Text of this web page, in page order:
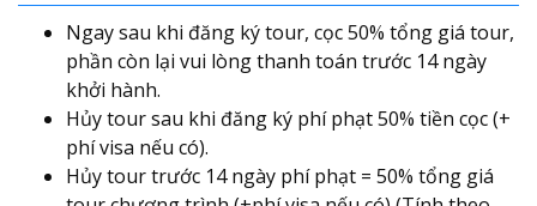
Ngay sau khi đăng ký tour, cọc 50% tổng giá tour,
phần còn lại vui lòng thanh toán trước 14 ngày
khởi hành.
Hủy tour sau khi đăng ký phí phạt 50% tiền cọc (+
phí visa nếu có).
Hủy tour trước 14 ngày phí phạt = 50% tổng giá